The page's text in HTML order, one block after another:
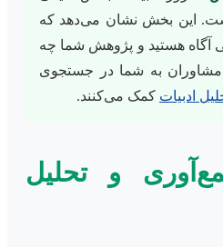
این بخش نشان می‌دهد که
آگاه هستید و پژوهش شما چه
مشاوران به شما در جستجوی
ادبیات کمک می‌کنند.
و تحلیل